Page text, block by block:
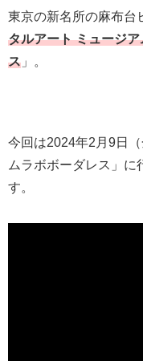
東京の新名所の麻布台
タルアート ミュージ
ス 」。
今回は2024年2月9日
ムラボボーダレス」に
す。